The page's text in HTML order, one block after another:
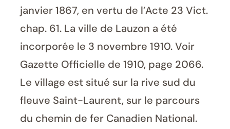
janvier 1867, en vertu de l’Acte 23 Vict.
chap. 61. La ville de Lauzon a été
incorporée le 3 novembre 1910. Voir
Gazette Officielle de 1910, page 2066.
Le village est situé sur la rive sud du
fleuve Saint-Laurent, sur le parcours
du chemin de fer Canadien National.